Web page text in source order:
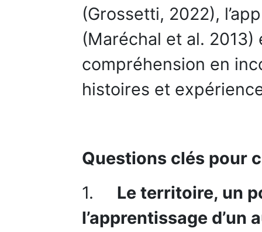
(Grossetti, 2022),
(Maréchal et al.
compréhension en
histoires et
Questions clés pour
1. Le territoire, un
l’apprentissage d’un